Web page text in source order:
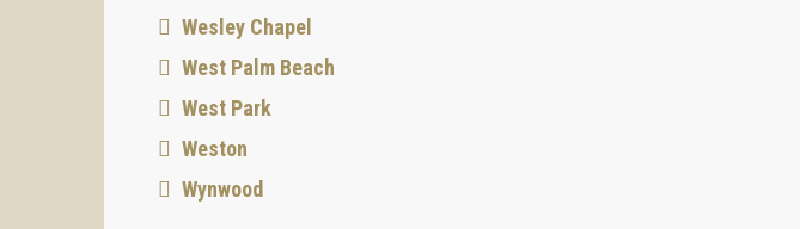
Wesley Chapel
West Palm Beach
West Park
Weston
Wynwood